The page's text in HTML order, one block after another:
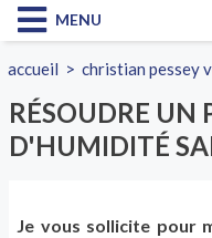
MENU
accueil >christian pessey
RÉSOUDRE UN
D'HUMIDITÉ
Je vous sollicite pour